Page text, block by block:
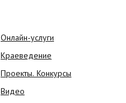
Онлайн-услуги
Краеведение
Проекты. Конкурсы
Видео